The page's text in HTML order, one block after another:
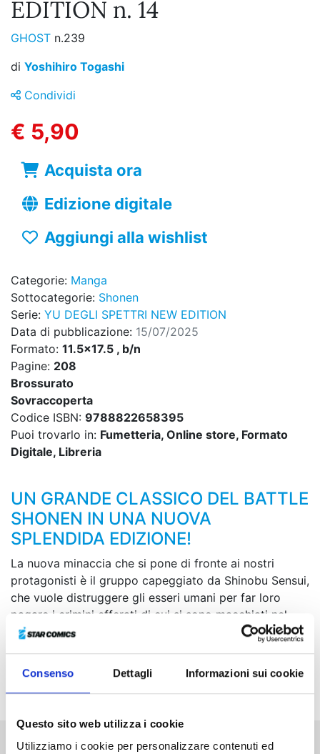
Consenso Dettagli Informazioni sui cookie
Questo sito web utilizza i cookie
Utilizziamo i cookie per personalizzare contenuti ed
EDITION n. 14
GHOST n.239
di Yoshihiro Togashi
Condividi
€ 5,90
Acquista ora
Edizione digitale
Aggiungi alla wishlist
Categorie: Manga
Sottocategorie: Shonen
Serie: YU DEGLI SPETTRI NEW EDITION
Data di pubblicazione: 15/07/2025
Formato: 11.5x17.5 , b/n
Pagine: 208
Brossurato
Sovraccoperta
Codice ISBN: 9788822658395
Puoi trovarlo in: Fumetteria, Online store, Formato
Digitale, Libreria
UN GRANDE CLASSICO DEL BATTLE
SHONEN IN UNA NUOVA
SPLENDIDA EDIZIONE!
La nuova minaccia che si pone di fronte ai nostri
protagonisti è il gruppo capeggiato da Shinobu Sensui,
che vuole distruggere gli esseri umani per far loro
pagare i crimini efferati di cui si sono macchiati nel
corso della storia. Ma, per portare a termine il suo
colleghi il mondo umano a quello dei demoni...
Riusciranno i nostri eroi a impedirglielo?